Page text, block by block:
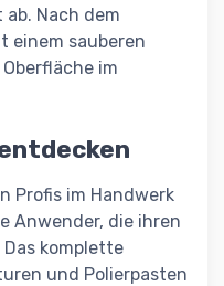
Nach dem
einem sauberen
im
Profis im Handwerk
Anwender, die ihren
komplette
und Polierpasten